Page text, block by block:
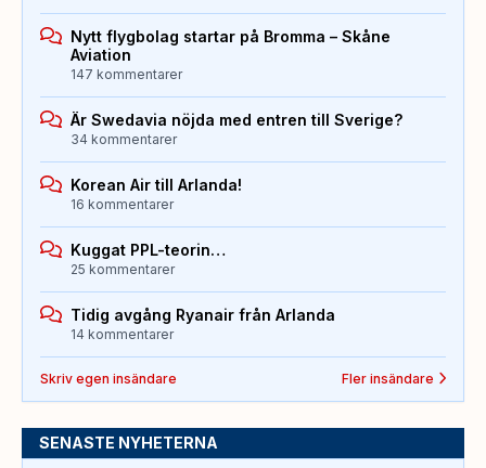
Nytt flygbolag startar på Bromma – Skåne
Aviation
147 kommentarer
Är Swedavia nöjda med entren till Sverige?
34 kommentarer
Korean Air till Arlanda!
16 kommentarer
Kuggat PPL-teorin…
25 kommentarer
Tidig avgång Ryanair från Arlanda
14 kommentarer
Skriv egen insändare Fler insändare
SENASTE NYHETERNA